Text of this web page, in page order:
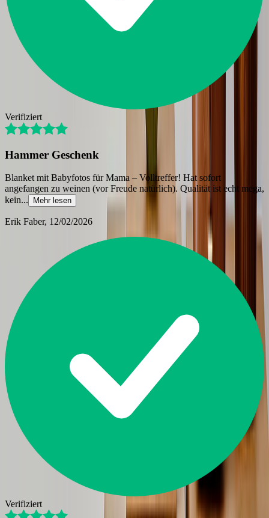
Verifiziert
Hammer Geschenk
Blanket mit Babyfotos für Mama – Volltreffer! Hat sofort
angefangen zu weinen (vor Freude natürlich). Qualität ist echt mega,
kein... Mehr lesen
Erik Faber, 12/02/2026
Verifiziert